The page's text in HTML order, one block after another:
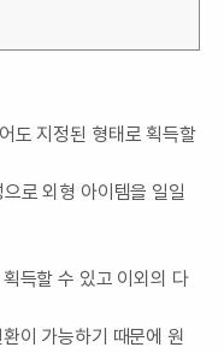
도 지정된 형태로 획득할
로 외형 아이템을 일일
득할 수 있고 이외의 다
이 가능하기 때문에 원